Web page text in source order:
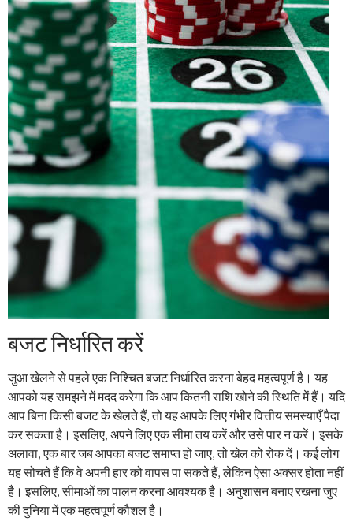
बजट निर्धारित करें
जुआ खेलने से पहले एक निश्चित बजट निर्धारित करना बेहद महत्वपूर्ण है। यह
आपको यह समझने में मदद करेगा कि आप कितनी राशि खोने की स्थिति में हैं। यदि
आप बिना किसी बजट के खेलते हैं, तो यह आपके लिए गंभीर वित्तीय समस्याएँ पैदा
कर सकता है। इसलिए, अपने लिए एक सीमा तय करें और उसे पार न करें। इसके
अलावा, एक बार जब आपका बजट समाप्त हो जाए, तो खेल को रोक दें। कई लोग
यह सोचते हैं कि वे अपनी हार को वापस पा सकते हैं, लेकिन ऐसा अक्सर होता नहीं
है। इसलिए, सीमाओं का पालन करना आवश्यक है। अनुशासन बनाए रखना जुए
की दुनिया में एक महत्वपूर्ण कौशल है।